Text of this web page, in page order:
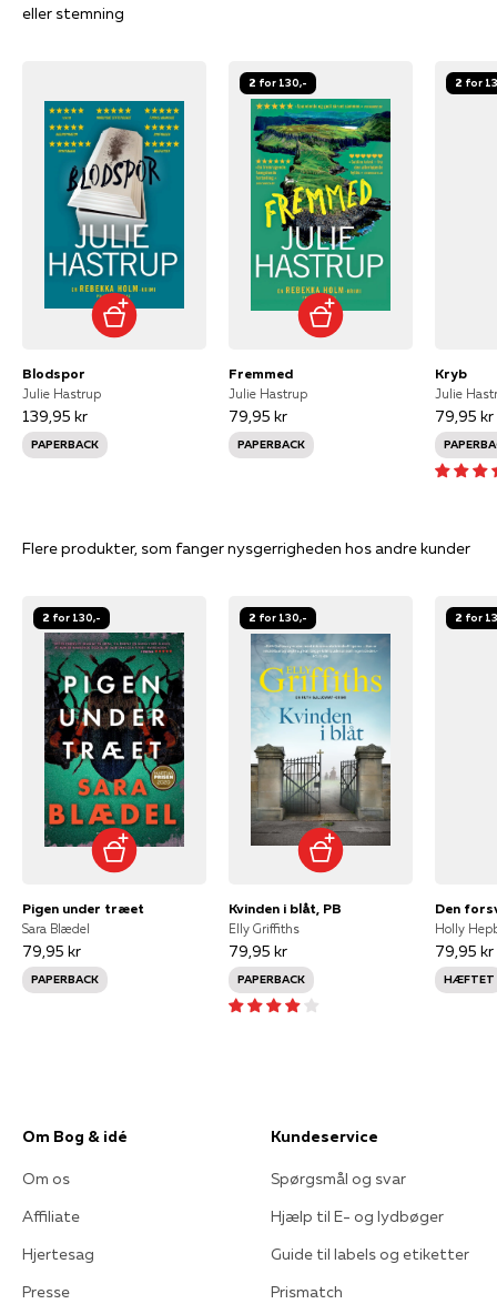
eller stemning
Blodspor
Julie Hastrup
139,95 kr
PAPERBACK
2 for 130,-
Fremmed
Julie Hastrup
79,95 kr
PAPERBACK
2 for
Kryb
Julie
79,95 kr
Flere produkter, som fanger nysgerrigheden hos andre kunder
2 for 130,-
Pigen under træet
Sara Blædel
79,95 kr
PAPERBACK
2 for 130,-
Kvinden i blåt, PB
Elly Griffiths
79,95 kr
PAPERBACK
2 for
Holly
79,95 kr
HÆFTET
Om Bog & idé
Om os
Affiliate
Hjertesag
Presse
Kundeservice
Spørgsmål og svar
Hjælp til E- og lydbøger
Guide til labels og etiketter
Prismatch